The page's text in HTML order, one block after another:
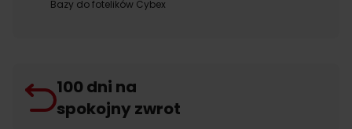
Bazy do fotelików Cybex
100 dni na
spokojny zwrot